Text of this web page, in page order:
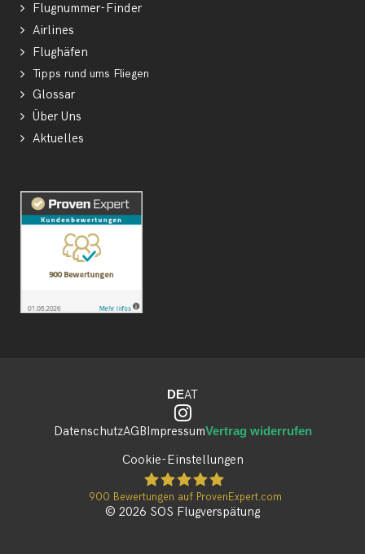
Flugnummer-Finder
Airlines
Flughäfen
Tipps rund ums Fliegen
Glossar
Über Uns
Aktuelles
DEAT
DatenschutzAGBImpressumVertrag widerrufen
© 2026 SOS Flugverspätung
900 Bewertungen auf ProvenExpert.com
Cookie-Einstellungen